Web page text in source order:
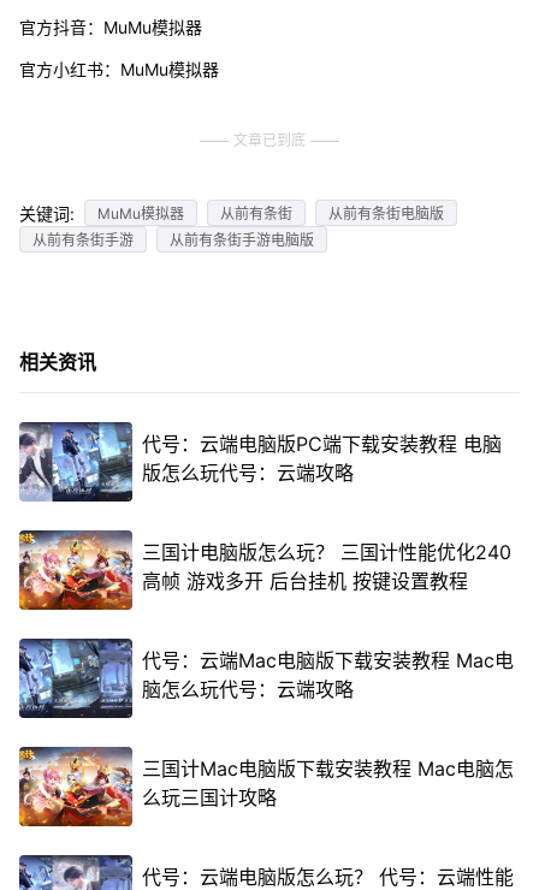
官方抖音：MuMu模拟器
官方小红书：MuMu模拟器
文章已到底
关键词: MuMu模拟器 从前有条街
从前有条街电脑版
从前有条街手游
从前有条街手游电脑版
相关资讯
代号：云端电脑版PC端下载安装教程 电脑
版怎么玩代号：云端攻略
三国计电脑版怎么玩？ 三国计性能优化240
高帧 游戏多开 后台挂机 按键设置教程
代号：云端Mac电脑版下载安装教程 Mac电
脑怎么玩代号：云端攻略
三国计Mac电脑版下载安装教程 Mac电脑怎
么玩三国计攻略
代号：云端电脑版怎么玩？ 代号：云端性能